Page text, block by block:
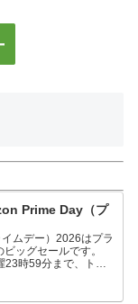
Prime Day（プ
ムデー）2026はプラ
ッグセールです。
23時59分まで、トッ